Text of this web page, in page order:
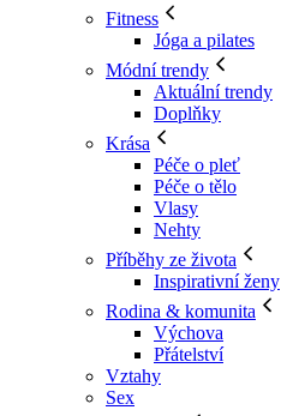
Fitness
Jóga a pilates
Módní trendy
Aktuální trendy
Doplňky
Krása
Péče o pleť
Péče o tělo
Vlasy
Nehty
Příběhy ze života
Inspirativní ženy
Rodina & komunita
Výchova
Přátelství
Vztahy
Sex